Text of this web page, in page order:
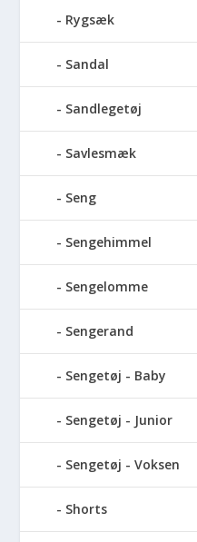
Rygsæk
Sandal
Sandlegetøj
Savlesmæk
Seng
Sengehimmel
Sengelomme
Sengerand
Sengetøj - Baby
Sengetøj - Junior
Sengetøj - Voksen
Shorts